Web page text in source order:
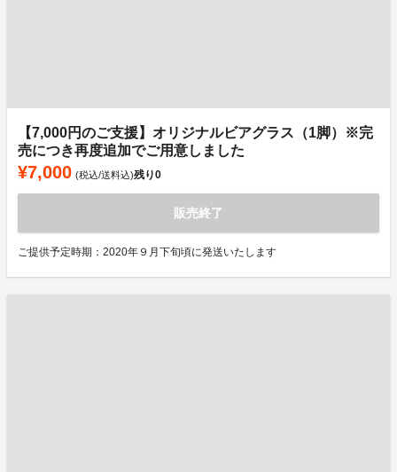
【7,000円のご支援】オリジナルビアグラス（1脚）※完
売につき再度追加でご用意しました
¥7,000 (税込/送料込)残り0
販売終了
ご提供予定時期：2020年９月下旬頃に発送いたします